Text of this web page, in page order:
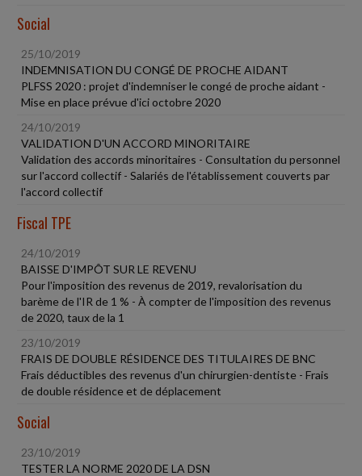
Social
25/10/2019
INDEMNISATION DU CONGÉ DE PROCHE AIDANT
PLFSS 2020 : projet d'indemniser le congé de proche aidant -
Mise en place prévue d'ici octobre 2020
24/10/2019
VALIDATION D'UN ACCORD MINORITAIRE
Validation des accords minoritaires - Consultation du personnel
sur l'accord collectif - Salariés de l'établissement couverts par
l'accord collectif
Fiscal TPE
24/10/2019
BAISSE D'IMPÔT SUR LE REVENU
Pour l'imposition des revenus de 2019, revalorisation du
barème de l'IR de 1 % - À compter de l'imposition des revenus
de 2020, taux de la 1
23/10/2019
FRAIS DE DOUBLE RÉSIDENCE DES TITULAIRES DE BNC
Frais déductibles des revenus d'un chirurgien-dentiste - Frais
de double résidence et de déplacement
Social
23/10/2019
TESTER LA NORME 2020 DE LA DSN